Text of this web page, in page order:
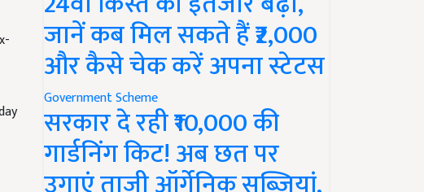
जानें कब मिल सकते हैं ₹2,000
और कैसे चेक करें अपना स्टेटस
Government Scheme
सरकार दे रही ₹10,000 की
गार्डनिंग किट! अब छत पर